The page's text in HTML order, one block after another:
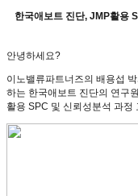
한국애보트 진단, JMP활용
안녕하세요?
이노밸류파트너즈의 배용섭
하는 한국애보트 진단의 연구
활용 SPC 및 신뢰성분석 과정